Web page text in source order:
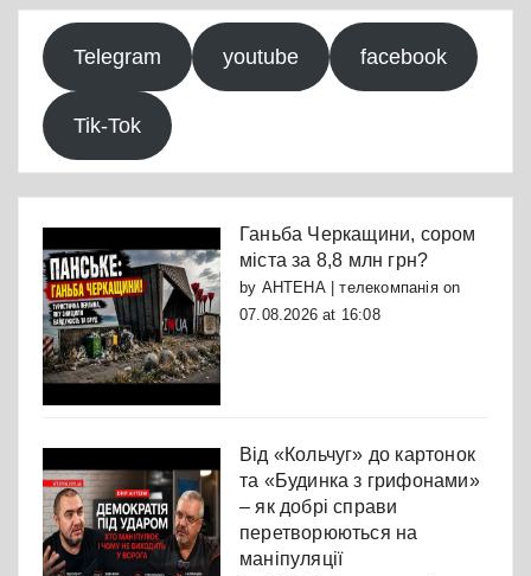
Telegram youtube facebook
Tik-Tok
Ганьба Черкащини, сором
міста за 8,8 млн грн?
by АНТЕНА | телекомпаніяon
07.08.2026 at 16:08
Від «Кольчуг» до картонок
та «Будинка з грифонами»
– як добрі справи
перетворюються на
маніпуляції